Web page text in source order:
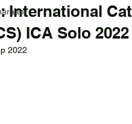
International Cat
ICA Solo 2022
2022